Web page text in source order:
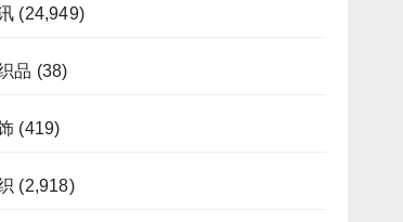
(24,949)
品 (38)
(419)
(2,918)